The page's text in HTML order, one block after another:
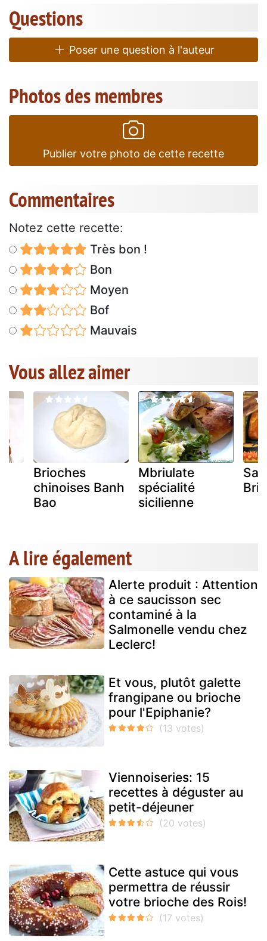
Questions
Poser une question à l'auteur
Photos des membres
Publier votre photo de cette recette
Commentaires
Notez cette recette:
Très bon !
Bon
Moyen
Bof
Mauvais
Vous allez aimer
Brioches
chinoises Banh
Bao
Mbriulate
spécialité
sicilienne
A lire également
Alerte produit : Attention
à ce saucisson sec
contaminé à la
Salmonelle vendu chez
Leclerc!
Et vous, plutôt galette
frangipane ou brioche
pour l'Epiphanie?
Viennoiseries: 15
recettes à déguster au
petit-déjeuner
Cette astuce qui vous
permettra de réussir
votre brioche des Rois!